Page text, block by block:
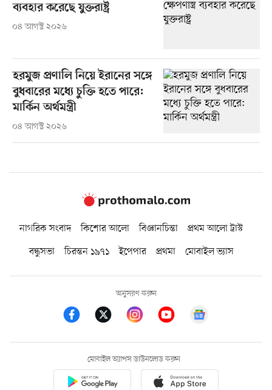
ব্যবহার করেছে যুক্তরাষ্ট্র
০৪ আগস্ট ২০২৬
হরমুজ প্রণালি নিয়ে ইরানের সঙ্গে
বুধবারের মধ্যে চুক্তি হতে পারে:
মার্কিন অর্থমন্ত্রী
০৪ আগস্ট ২০২৬
নাগরিক সংবাদ কিশোর আলো বিজ্ঞানচিন্তা
প্রথম আলো ট্রাস্ট
বন্ধুসভা
চিরন্তন ১৯৭১ ইপেপার প্রথমা মোবাইল ভ্যাস
অনুসরণ করুন
মোবাইল অ্যাপস ডাউনলোড করুন